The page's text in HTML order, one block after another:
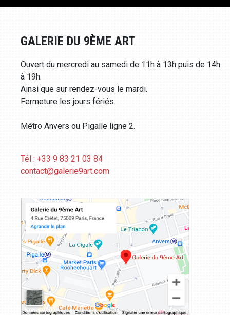
GALERIE DU 9ÈME ART
Ouvert du mercredi au samedi de 11h à 13h puis de 14h
à 19h.
Ainsi que sur rendez-vous le mardi.
Fermeture les jours fériés.
Métro Anvers ou Pigalle ligne 2.
Tél : +33 9 83 21 03 84
contact@galerie9art.com